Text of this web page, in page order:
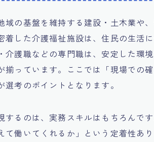
域の基盤を維持する建設・土木業や
着した介護福祉施設は、住民の生活
介護職などの専門職は、安定した環
揃っています。ここでは「現場での
選考のポイントとなります。
するのは、実務スキルはもちろんで
て働いてくれるか」という定着性あ